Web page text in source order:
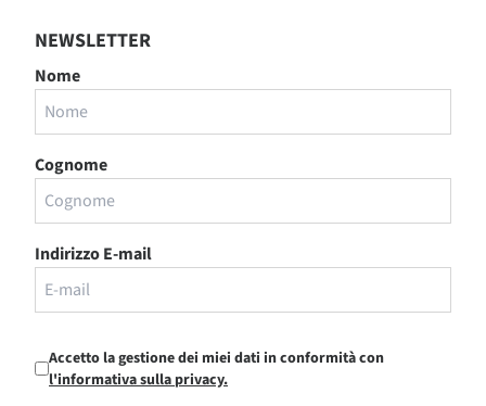
NEWSLETTER
Nome
Cognome
Indirizzo E-mail
Accetto la gestione dei miei dati in conformità con
l'informativa sulla privacy.